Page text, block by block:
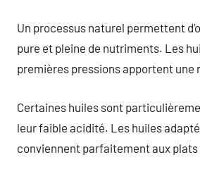
Un processus naturel permettent
pure et pleine de nutriments. Les
premières pressions apportent une
Certaines huiles sont
leur faible acidité. Les huiles
conviennent parfaitement aux